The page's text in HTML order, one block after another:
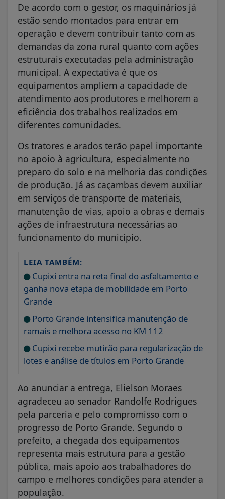
De acordo com o gestor, os maquinários já
estão sendo montados para entrar em
operação e devem contribuir tanto com as
demandas da zona rural quanto com ações
estruturais executadas pela administração
municipal. A expectativa é que os
equipamentos ampliem a capacidade de
atendimento aos produtores e melhorem a
eficiência dos trabalhos realizados em
diferentes comunidades.
Os tratores e arados terão papel importante
no apoio à agricultura, especialmente no
preparo do solo e na melhoria das condições
de produção. Já as caçambas devem auxiliar
em serviços de transporte de materiais,
manutenção de vias, apoio a obras e demais
ações de infraestrutura necessárias ao
funcionamento do município.
LEIA TAMBÉM:
Cupixi entra na reta final do asfaltamento e
ganha nova etapa de mobilidade em Porto
Grande
Porto Grande intensifica manutenção de
ramais e melhora acesso no KM 112
Cupixi recebe mutirão para regularização de
lotes e análise de títulos em Porto Grande
Ao anunciar a entrega, Elielson Moraes
agradeceu ao senador Randolfe Rodrigues
pela parceria e pelo compromisso com o
progresso de Porto Grande. Segundo o
prefeito, a chegada dos equipamentos
representa mais estrutura para a gestão
pública, mais apoio aos trabalhadores do
campo e melhores condições para atender a
população.